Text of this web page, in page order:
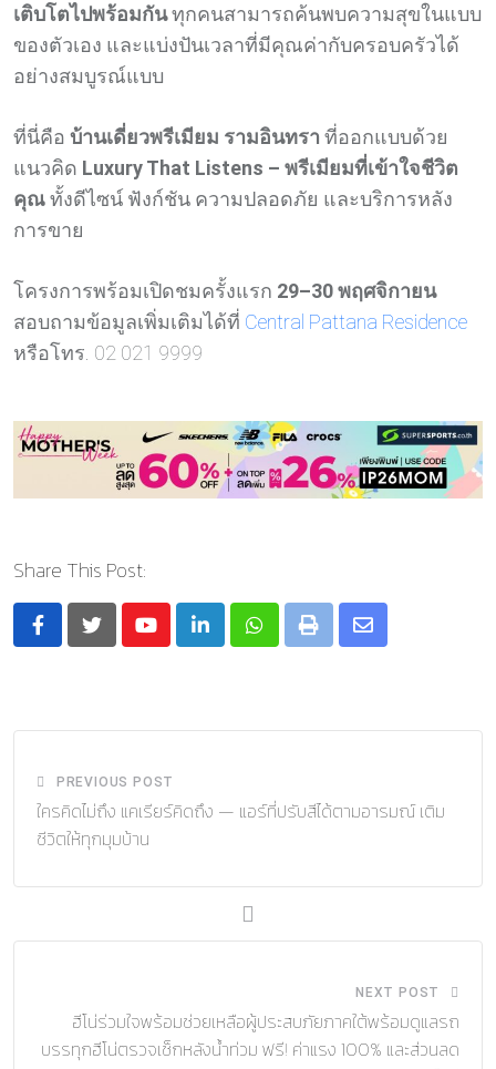
เติบโตไปพร้อมกันทุกคนสามารถค้นพบความสุขในแบบ
ของตัวเอง และแบ่งปันเวลาที่มีคุณค่ากับครอบครัวได้
อย่างสมบูรณ์แบบ
ที่นี่คือ บ้านเดี่ยวพรีเมียม รามอินทรา ที่ออกแบบด้วย
แนวคิด Luxury That Listens – พรีเมียมที่เข้าใจชีวิต
คุณทั้งดีไซน์ ฟังก์ชัน ความปลอดภัย และบริการหลัง
การขาย
โครงการพร้อมเปิดชมครั้งแรก 29–30 พฤศจิกายน
สอบถามข้อมูลเพิ่มเติมได้ที่ Central Pattana Residence
หรือโทร. 02 021 9999
Share This Post:
YoutubeLinkedInWhatsapp
Print
Share
PREVIOUS POST
ใครคิดไม่ถึง แคเรียร์คิดถึง — แอร์ที่ปรับสีได้ตามอารมณ์ เติม
ชีวิตให้ทุกมุมบ้าน
NEXT POST
ฮีโน่ร่วมใจพร้อมช่วยเหลือผู้ประสบภัยภาคใต้พร้อมดูแลรถ
บรรทุกฮีโน่ตรวจเช็กหลังน้ำท่วม ฟรี! ค่าแรง 100% และส่วนลด